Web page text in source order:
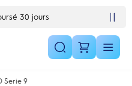
30 jours
Serie 9